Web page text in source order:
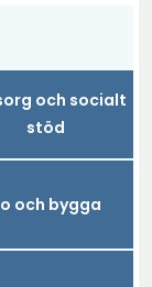
och socialt
stöd
och bygga